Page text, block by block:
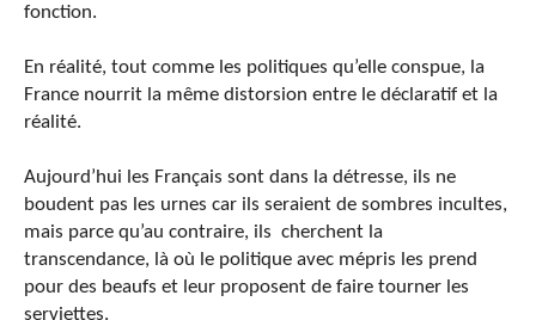
fonction.
En réalité, tout comme les politiques qu’elle conspue, la
France nourrit la même distorsion entre le déclaratif et la
réalité.
Aujourd’hui les Français sont dans la détresse, ils ne
boudent pas les urnes car ils seraient de sombres incultes,
mais parce qu’au contraire, ils cherchent la
transcendance, là où le politique avec mépris les prend
pour des beaufs et leur proposent de faire tourner les
serviettes.